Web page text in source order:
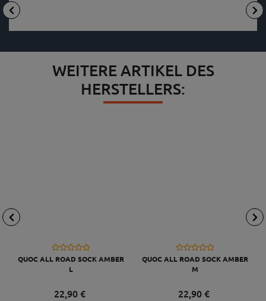
WEITERE ARTIKEL DES
HERSTELLERS:
QUOC ALL ROAD SOCK AMBER
L
22,90 €
QUOC ALL ROAD SOCK AMBER
M
22,90 €